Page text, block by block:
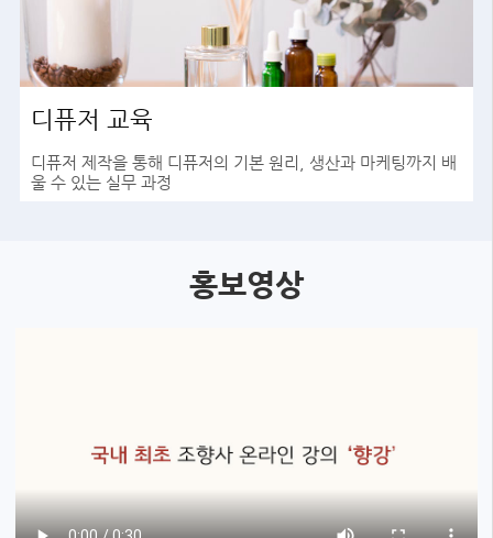
디퓨저 교육
디퓨저 제작을 통해 디퓨저의 기본 원리, 생산과 마케팅까지 배
울 수 있는 실무 과정
홍보영상